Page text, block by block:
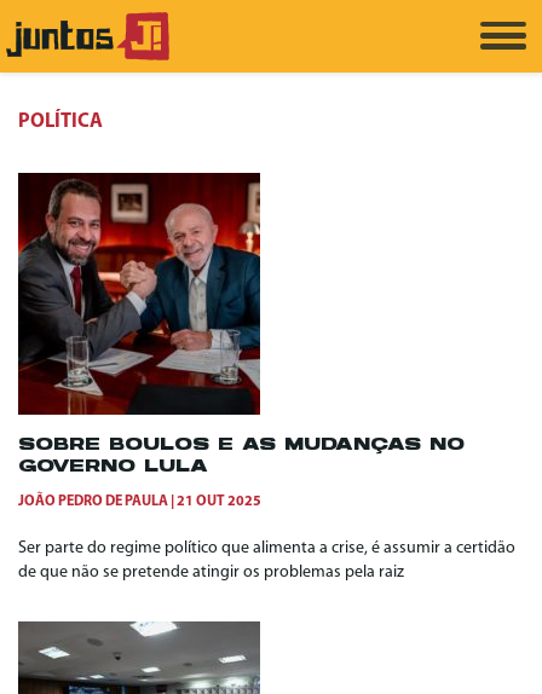
POLÍTICA
SOBRE BOULOS E AS MUDANÇAS NO
GOVERNO LULA
JOÃO PEDRO DE PAULA 21 OUT 2025
Ser parte do regime político que alimenta a crise, é assumir a certidão
de que não se pretende atingir os problemas pela raiz